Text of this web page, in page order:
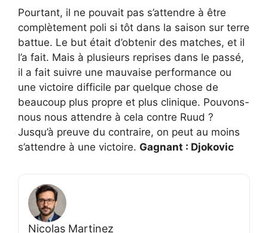
Pourtant, il ne pouvait pas s’attendre à être
complètement poli si tôt dans la saison sur terre
battue. Le but était d’obtenir des matches, et il
l’a fait. Mais à plusieurs reprises dans le passé,
il a fait suivre une mauvaise performance ou
une victoire difficile par quelque chose de
beaucoup plus propre et plus clinique. Pouvons-
nous nous attendre à cela contre Ruud ?
Jusqu’à preuve du contraire, on peut au moins
s’attendre à une victoire. Gagnant : Djokovic
Nicolas Martinez